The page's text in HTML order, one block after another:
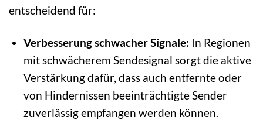
entscheidend für:
Verbesserung schwacher Signale: In Regionen
mit schwächerem Sendesignal sorgt die aktive
Verstärkung dafür, dass auch entfernte oder
von Hindernissen beeinträchtigte Sender
zuverlässig empfangen werden können.